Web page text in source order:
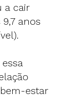
a cair
anos
estar